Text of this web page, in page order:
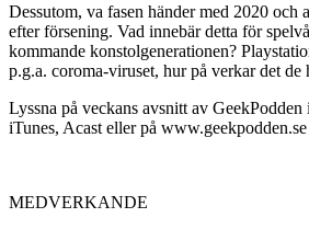
Dessutom, va fasen händer med 2020 och
efter försening. Vad innebär detta för
kommande konstolgenerationen?
p.g.a. coroma-viruset, hur på verkar det de
Lyssna på veckans avsnitt av
iTunes, Acast eller på www.geekpodden.se
MEDVERKANDE